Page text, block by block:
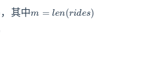
，其中